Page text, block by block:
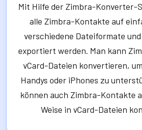
Mit Hilfe der Zimbra-Konverter-
alle Zimbra-Kontakte auf
verschiedene Dateiformate
exportiert werden. Man kann
vCard-Dateien konvertieren,
Handys oder iPhones zu
können auch Zimbra-Kontakte
Weise in vCard-Dateien